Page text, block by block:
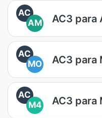
AC
AM
AC3 para
AC
MO
AC3 para
AC
M4
AC3 para